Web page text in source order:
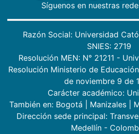
Síguenos en nuestras
Razón Social: Universidad
SNIES: 2719
Resolución MEN: N° 21211 -
Resolución Ministerio de
de noviembre 9 de
Carácter académico:
También en: Bogotá Manizales
Dirección sede principal:
Medellín -